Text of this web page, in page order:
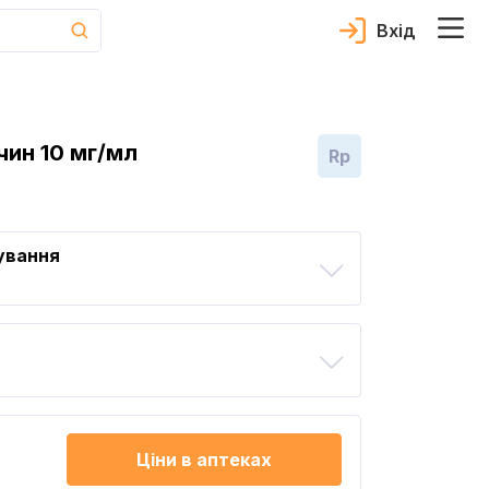
Вхід
10 мг/мл Rp
Ціни в аптеках